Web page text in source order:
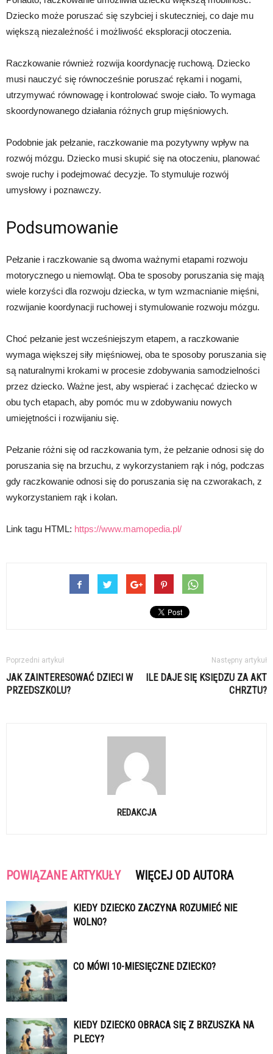
Dziecko może poruszać się szybciej i skuteczniej, co daje mu
większą niezależność i możliwość eksploracji otoczenia.
Raczkowanie również rozwija koordynację ruchową. Dziecko
musi nauczyć się równocześnie poruszać rękami i nogami,
utrzymywać równowagę i kontrolować swoje ciało. To wymaga
skoordynowanego działania różnych grup mięśniowych.
Podobnie jak pełzanie, raczkowanie ma pozytywny wpływ na
rozwój mózgu. Dziecko musi skupić się na otoczeniu, planować
swoje ruchy i podejmować decyzje. To stymuluje rozwój
umysłowy i poznawczy.
Podsumowanie
Pełzanie i raczkowanie są dwoma ważnymi etapami rozwoju
motorycznego u niemowląt. Oba te sposoby poruszania się mają
wiele korzyści dla rozwoju dziecka, w tym wzmacnianie mięśni,
rozwijanie koordynacji ruchowej i stymulowanie rozwoju mózgu.
Choć pełzanie jest wcześniejszym etapem, a raczkowanie
wymaga większej siły mięśniowej, oba te sposoby poruszania się
są naturalnymi krokami w procesie zdobywania samodzielności
przez dziecko. Ważne jest, aby wspierać i zachęcać dziecko w
obu tych etapach, aby pomóc mu w zdobywaniu nowych
umiejętności i rozwijaniu się.
Pełzanie różni się od raczkowania tym, że pełzanie odnosi się do
poruszania się na brzuchu, z wykorzystaniem rąk i nóg, podczas
gdy raczkowanie odnosi się do poruszania się na czworakach, z
wykorzystaniem rąk i kolan.
Link tagu HTML: https://www.mamopedia.pl/
Poprzedni artykuł
JAK ZAINTERESOWAĆ DZIECI W
PRZEDSZKOLU?
Następny artykuł
ILE DAJE SIĘ KSIĘDZU ZA AKT
CHRZTU?
REDAKCJA
POWIĄZANE ARTYKUŁY WIĘCEJ OD AUTORA
KIEDY DZIECKO ZACZYNA ROZUMIEĆ NIE
WOLNO?
CO MÓWI 10-MIESIĘCZNE DZIECKO?
KIEDY DZIECKO OBRACA SIĘ Z BRZUSZKA NA
PLECY?